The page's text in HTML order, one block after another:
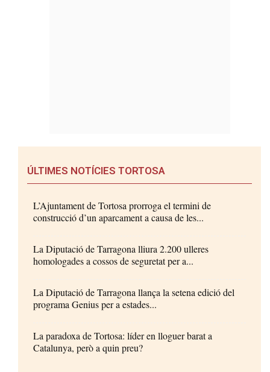
ÚLTIMES NOTÍCIES TORTOSA
L’Ajuntament de Tortosa prorroga el termini de
construcció d’un aparcament a causa de les...
La Diputació de Tarragona lliura 2.200 ulleres
homologades a cossos de seguretat per a...
La Diputació de Tarragona llança la setena edició del
programa Genius per a estades...
La paradoxa de Tortosa: líder en lloguer barat a
Catalunya, però a quin preu?